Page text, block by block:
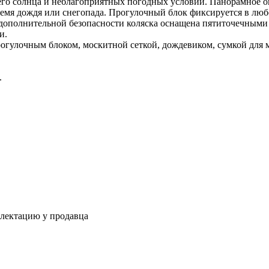
дождя или снегопада. Прогулочный блок фиксируется в
безопасности коляска оснащена
блоком, москитной сеткой, дождевиком, сумкой
у продавца